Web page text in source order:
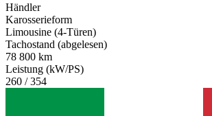
Händler
Karosserieform
Limousine (4-Türen)
Tachostand (abgelesen)
78 800 km
Leistung (kW/PS)
260 / 354